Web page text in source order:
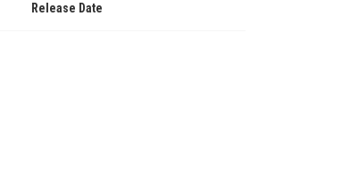
Release Date